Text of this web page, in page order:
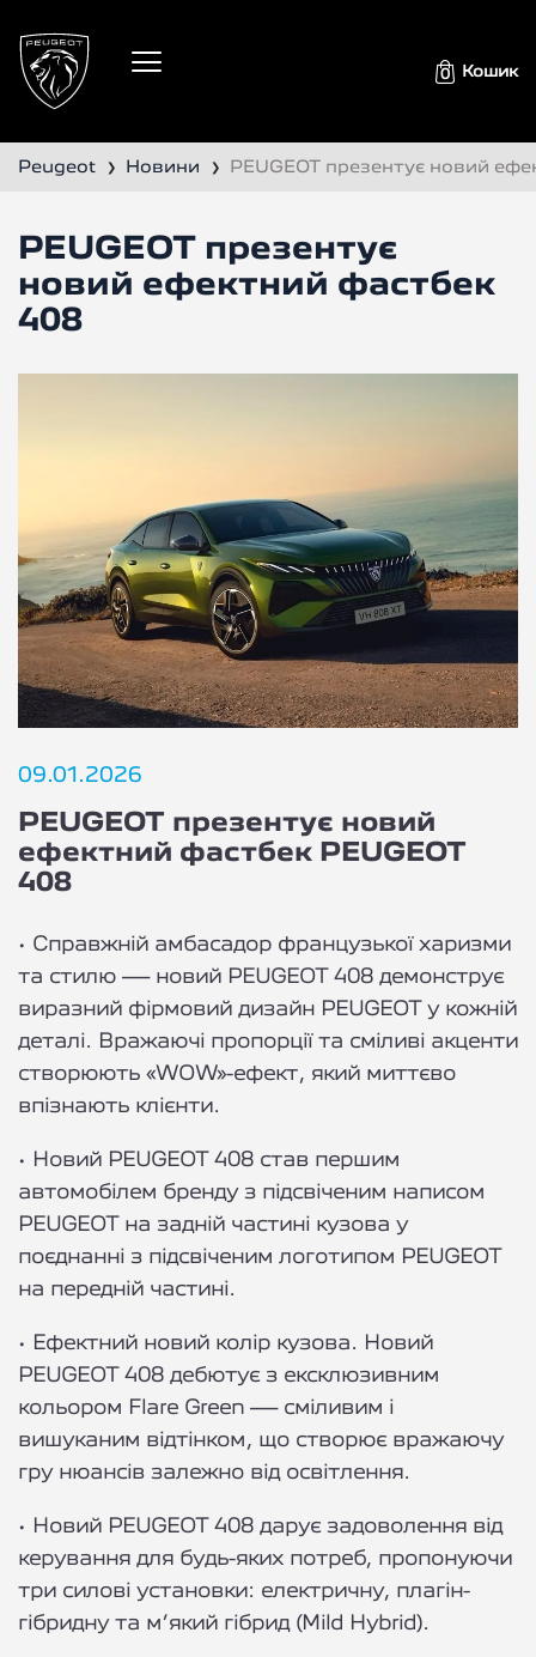
0 Кошик
Peugeot ❯ Новини ❯ PEUGEOT презентує новий
PEUGEOT презентує
новий ефектний фастбек
408
09.01.2026
PEUGEOT презентує новий
ефектний фастбек PEUGEOT
408
• Справжній амбасадор французької харизми
та стилю — новий PEUGEOT 408 демонструє
виразний фірмовий дизайн PEUGEOT у кожній
деталі. Вражаючі пропорції та сміливі акценти
створюють «WOW»-ефект, який миттєво
впізнають клієнти.
•
Новий PEUGEOT 408 став першим
автомобілем бренду з підсвіченим написом
PEUGEOT на задній частині кузова у
поєднанні з підсвіченим логотипом PEUGEOT
на передній частині.
•
Ефектний новий колір кузова. Новий
PEUGEOT 408 дебютує з ексклюзивним
кольором Flare Green — сміливим і
вишуканим відтінком, що створює вражаючу
гру нюансів залежно від освітлення.
•
Новий PEUGEOT 408 дарує задоволення від
керування для будь-яких потреб, пропонуючи
три силові установки: електричну, плагін-
гібридну та м’який гібрид (Mild Hybrid).